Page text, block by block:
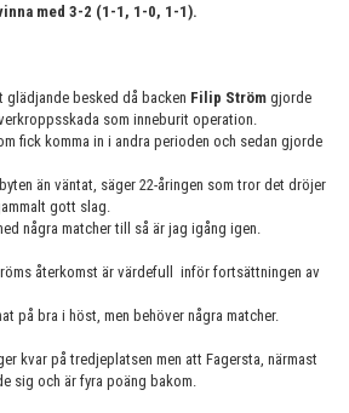
med 3-2 (1-1, 1-0, 1-1).
glädjande besked då backen Filip Ström gjorde
som inneburit operation.
fick komma in i andra perioden och sedan gjorde
än väntat, säger 22-åringen som tror det dröjer
gott slag.
några matcher till så är jag igång igen.
återkomst är värdefull
inför fortsättningen av
på bra i höst, men behöver några matcher.
kvar på tredjeplatsen men att Fagersta, närmast
sig och är fyra poäng bakom.